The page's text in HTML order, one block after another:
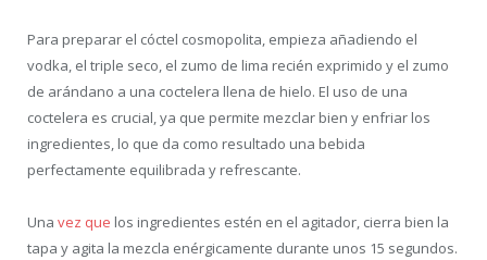
Para preparar el cóctel cosmopolita, empieza añadiendo el
vodka, el triple seco, el zumo de lima recién exprimido y el zumo
de arándano a una coctelera llena de hielo. El uso de una
coctelera es crucial, ya que permite mezclar bien y enfriar los
ingredientes, lo que da como resultado una bebida
perfectamente equilibrada y refrescante.
Una vez que los ingredientes estén en el agitador, cierra bien la
tapa y agita la mezcla enérgicamente durante unos 15 segundos.